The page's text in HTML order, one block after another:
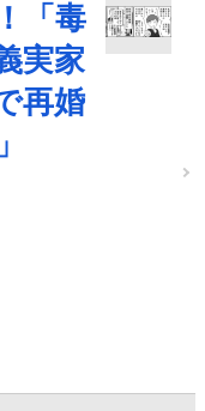
「毒
実家
再婚